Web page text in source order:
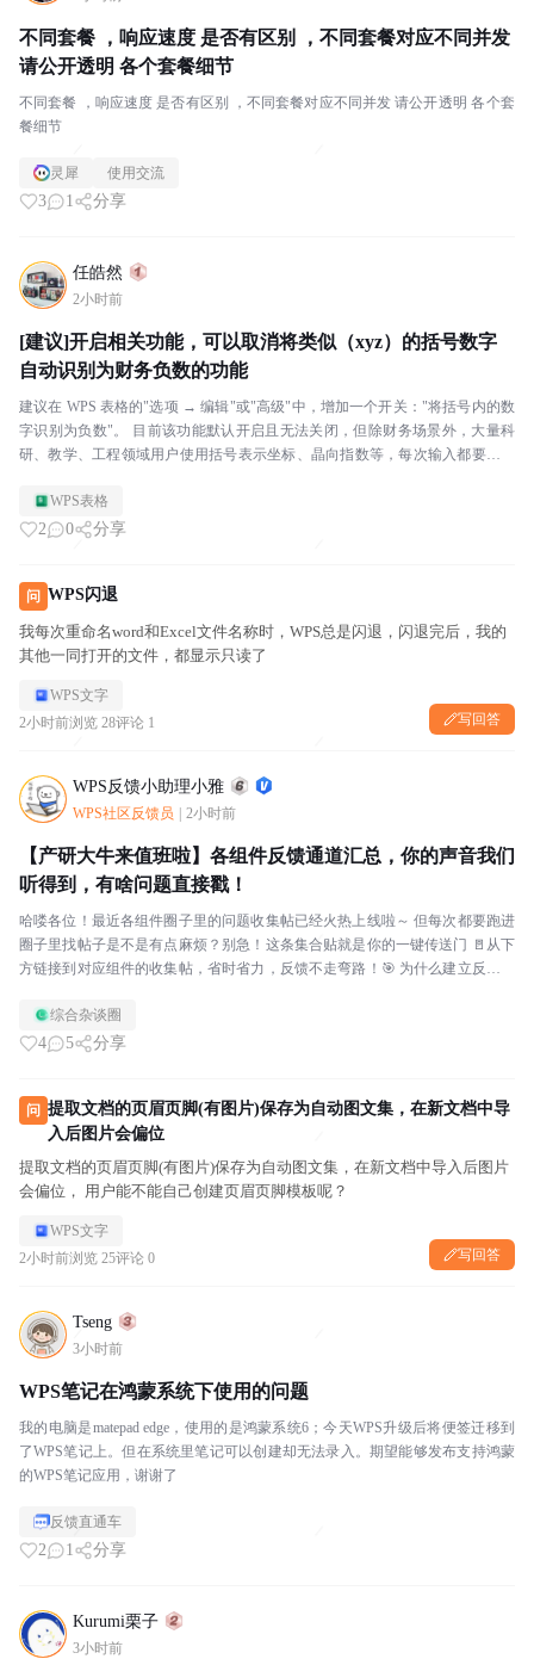
不同套餐 ，响应速度 是否有区别 ，不同套餐对应不同并发
请公开透明 各个套餐细节
不同套餐 ，响应速度 是否有区别 ，不同套餐对应不同并发 请公开透明 各个套
餐细节
灵犀 使用交流
3 1 分享
任皓然
2小时前
[建议]开启相关功能，可以取消将类似（xyz）的括号数字
自动识别为财务负数的功能
建议在 WPS 表格的"选项 → 编辑"或"高级"中，增加一个开关："将括号内的数
字识别为负数"。 目前该功能默认开启且无法关闭，但除财务场景外，大量科
研、教学、工程领域用户使用括号表示坐标、晶向指数等，每次输入都要手动
WPS表格
2 0 分享
问 WPS闪退
我每次重命名word和Excel文件名称时，WPS总是闪退，闪退完后，我的
其他一同打开的文件，都显示只读了
WPS文字
2小时前浏览 28评论 1 写回答
WPS反馈小助理小雅
WPS社区反馈员 2小时前
【产研大牛来值班啦】各组件反馈通道汇总，你的声音我们
听得到，有啥问题直接戳！
哈喽各位！最近各组件圈子里的问题收集帖已经火热上线啦～ 但每次都要跑进
圈子里找帖子是不是有点麻烦？别急！这条集合贴就是你的一键传送门 🚪从下
方链接到对应组件的收集帖，省时省力，反馈不走弯路！🎯 为什么建立反馈帖
综合杂谈圈
4 5 分享
问 提取文档的页眉页脚(有图片)保存为自动图文集，在新文档中导
入后图片会偏位
提取文档的页眉页脚(有图片)保存为自动图文集，在新文档中导入后图片
会偏位， 用户能不能自己创建页眉页脚模板呢？
WPS文字
2小时前浏览 25评论 0 写回答
Tseng
3小时前
WPS笔记在鸿蒙系统下使用的问题
我的电脑是matepad edge，使用的是鸿蒙系统6；今天WPS升级后将便签迁移到
了WPS笔记上。但在系统里笔记可以创建却无法录入。期望能够发布支持鸿蒙
的WPS笔记应用，谢谢了
反馈直通车
2 1 分享
Kurumi栗子
3小时前